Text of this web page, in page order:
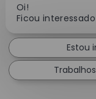
Oi!
Ficou
Estou